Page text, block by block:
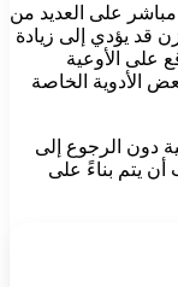
على العديد من
قد يؤدي إلى زيادة
على الأوعية
الأدوية الخاصة
دون الرجوع إلى
أن يتم بناءً على